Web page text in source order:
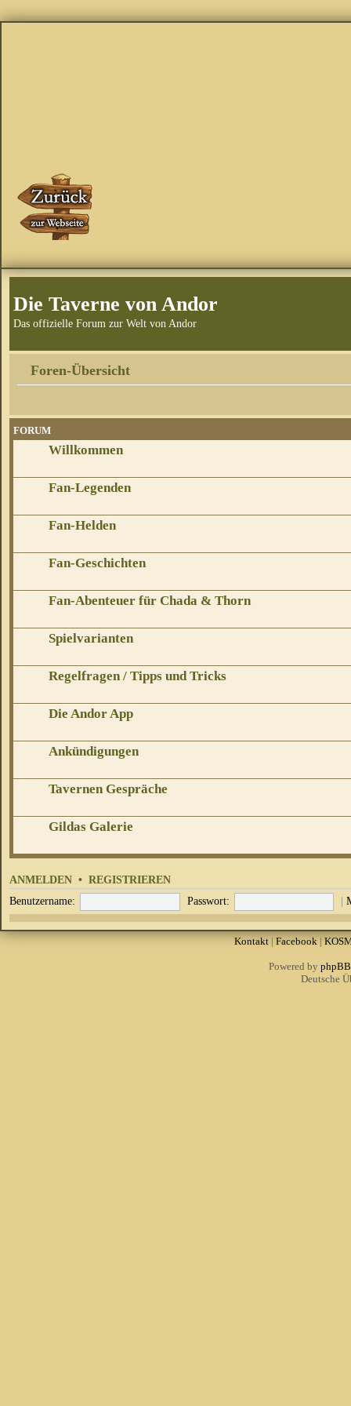
Die Taverne von Andor
Das offizielle Forum zur Welt von Andor
Foren-Übersicht
FORUM
Willkommen
Fan-Legenden
Fan-Helden
Fan-Geschichten
Fan-Abenteuer für Chada & Thorn
Spielvarianten
Regelfragen / Tipps und Tricks
Die Andor App
Ankündigungen
Tavernen Gespräche
Gildas Galerie
ANMELDEN • REGISTRIEREN
Benutzername: Passwort: |
Kontakt| Facebook|
Powered by phpBB
Deutsche